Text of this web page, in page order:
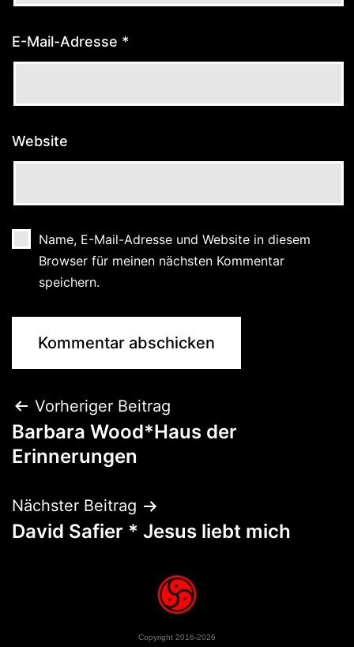
E-Mail-Adresse *
Website
Name, E-Mail-Adresse und Website in diesem
Browser für meinen nächsten Kommentar
speichern.
Vorheriger Beitrag
Barbara Wood*Haus der
Erinnerungen
Nächster Beitrag
David Safier * Jesus liebt mich
Copyright 2016-2026